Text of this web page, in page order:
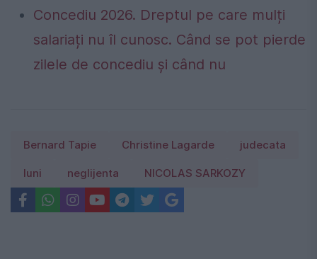
Concediu 2026. Dreptul pe care mulți
salariați nu îl cunosc. Când se pot pierde
zilele de concediu și când nu
Bernard Tapie Christine Lagarde judecata
luni neglijenta NICOLAS SARKOZY